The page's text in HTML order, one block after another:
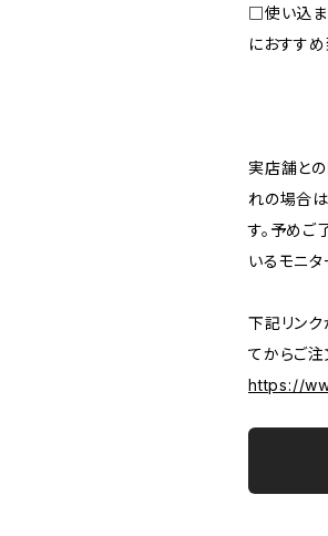
□使い込ま
におすすめ
実店舗と
れの場合
す。予めご
いるモニ
下記リン
てからご注
https://